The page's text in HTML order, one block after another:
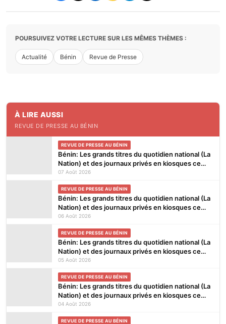
POURSUIVEZ VOTRE LECTURE SUR LES MÊMES THÈMES :
Actualité Bénin Revue de Presse
À LIRE AUSSI
REVUE DE PRESSE AU BÉNIN
REVUE DE PRESSE AU BÉNIN
Bénin: Les grands titres du quotidien national (La
Nation) et des journaux privés en kiosques ce
vendredi 7 Août 2026
07 Août 2026
REVUE DE PRESSE AU BÉNIN
Bénin: Les grands titres du quotidien national (La
Nation) et des journaux privés en kiosques ce
jeudi 6 Août 2026
06 Août 2026
REVUE DE PRESSE AU BÉNIN
Bénin: Les grands titres du quotidien national (La
Nation) et des journaux privés en kiosques ce
mercredi 5 Août 2026
05 Août 2026
REVUE DE PRESSE AU BÉNIN
Bénin: Les grands titres du quotidien national (La
Nation) et des journaux privés en kiosques ce
mardi 4 Août 2026
04 Août 2026
REVUE DE PRESSE AU BÉNIN